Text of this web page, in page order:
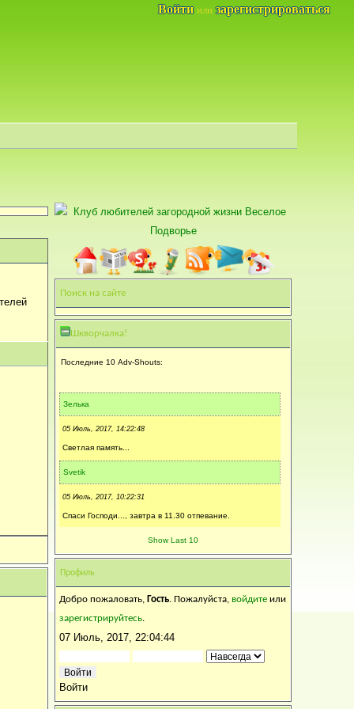
Войти или зарегистрироваться
Поиск на сайте
Шкворчалка!
Последние 10 Adv-Shouts:
Зелька
05 Июль, 2017, 14:22:48
Светлая память...
Svetik
05 Июль, 2017, 10:22:31
Спаси Господи..., завтра в 11.30 отпевание.
04 Июль, 2017, 15:27:46
Спаси Христос , за Святые молитвы.
Нюта
04 Июль, 2017, 14:39:55
Show Last 10
Профиль
Добро пожаловать, Гость. Пожалуйста, войдите или
зарегистрируйтесь.
07 Июль, 2017, 22:04:44
Войти